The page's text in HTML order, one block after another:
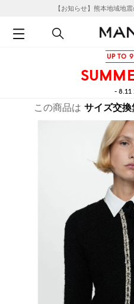
【お知らせ】熊本地域地
UP TO
- 8.11
この商品は サイズ交